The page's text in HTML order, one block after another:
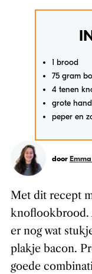
1 brood
75 gram
4 tenen
grote
peper en
door
Met dit recept
knoflookbrood.
er nog wat
plakje bacon.
goede